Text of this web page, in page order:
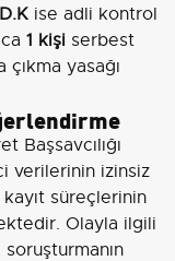
ise adli kontrol
1 kişiserbest
çıkma yasağı
Başsavcılığı
verilerinin izinsiz
kayıt süreçlerinin
Olayla ilgili